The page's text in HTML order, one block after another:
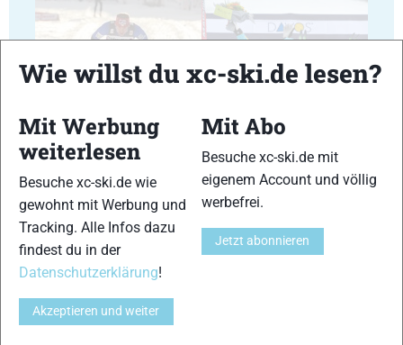
19 20
Wie willst du xc-ski.de lesen?
Mit Werbung
weiterlesen
Besuche xc-ski.de wie
gewohnt mit Werbung und
Tracking. Alle Infos dazu
findest du in der
Datenschutzerklärung!
Akzeptieren und weiter
Mit Abo
Besuche xc-ski.de mit
eigenem Account und völlig
werbefrei.
Jetzt abonnieren